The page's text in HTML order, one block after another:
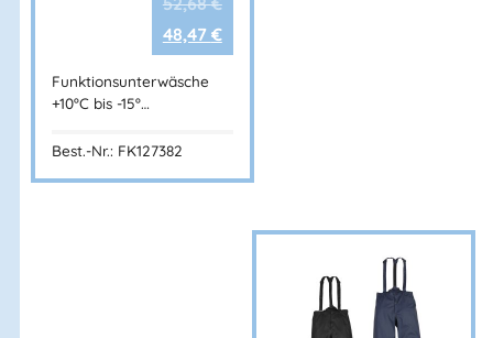
48,47 €
Funktionsunterwäsche
+10ºC bis -15º…
Best.-Nr.: FK127382